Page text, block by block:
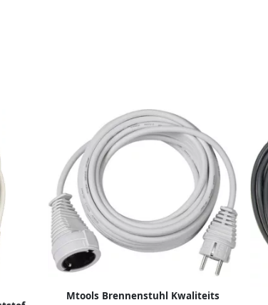
Mtools Brennenstuhl Kwaliteits